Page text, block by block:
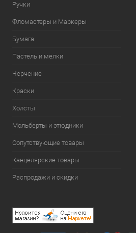
Ручки
Фломастеры и Маркеры
Бумага
Пастель и мелки
Черчение
Краски
Холсты
Мольберты и этюдники
Сопутствующие товары
Канцелярские товары
Распродажи и скидки